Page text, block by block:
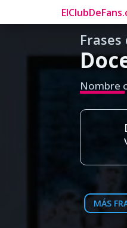
Frases
Nombre
MÁS